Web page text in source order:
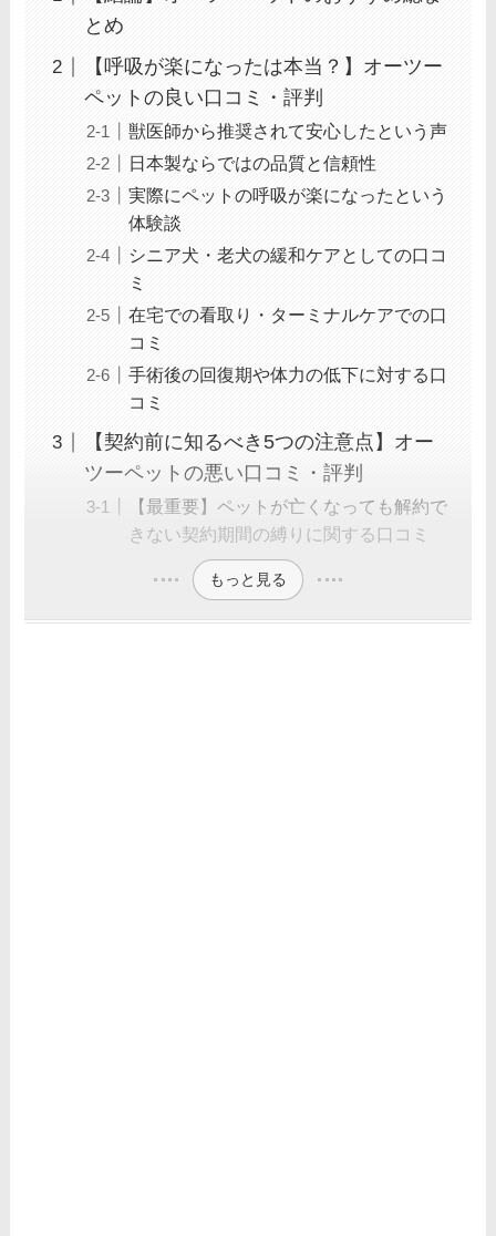
とめ
【呼吸が楽になったは本当？】オーツー
ペットの良い口コミ・評判
獣医師から推奨されて安心したという声
日本製ならではの品質と信頼性
実際にペットの呼吸が楽になったという
体験談
シニア犬・老犬の緩和ケアとしての口コ
ミ
在宅での看取り・ターミナルケアでの口
コミ
手術後の回復期や体力の低下に対する口
コミ
【契約前に知るべき5つの注意点】オー
ツーペットの悪い口コミ・評判
【最重要】ペットが亡くなっても解約で
きない契約期間の縛りに関する口コミ
もっと見る